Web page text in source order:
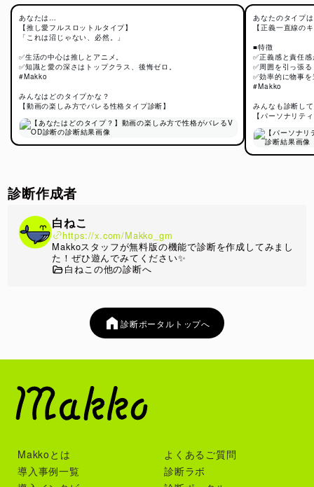
あなたは…
【推し愛フルスロットルタイプ】
「これは沼じゃない、必然。」
✅生活の中心は推しとアニメ。
✅知識と愛の深さはトップクラス、後悔ゼロ。
#Makko
みんなはどのタイプかな？
【動画の楽しみ方でバレる性格タイプ診断】
あなたのタイプ
【正義一直線の
■特徴
✅正義感と責任
✅周囲を引っ張
✅効率的に物事
#Makko
みんなも診断し
【パーソナリテ
診断作成者
白ねこ
https://x.com/Makko_gm
Makkoスタッフが無料版の機能で診断を作成してみまし
た！ぜひ遊んでみてください✨
白ねこの他の診断へ
診断ポータルトップへ
Makkoとは
導入事例一覧
よくあるご質問
診断ラボ